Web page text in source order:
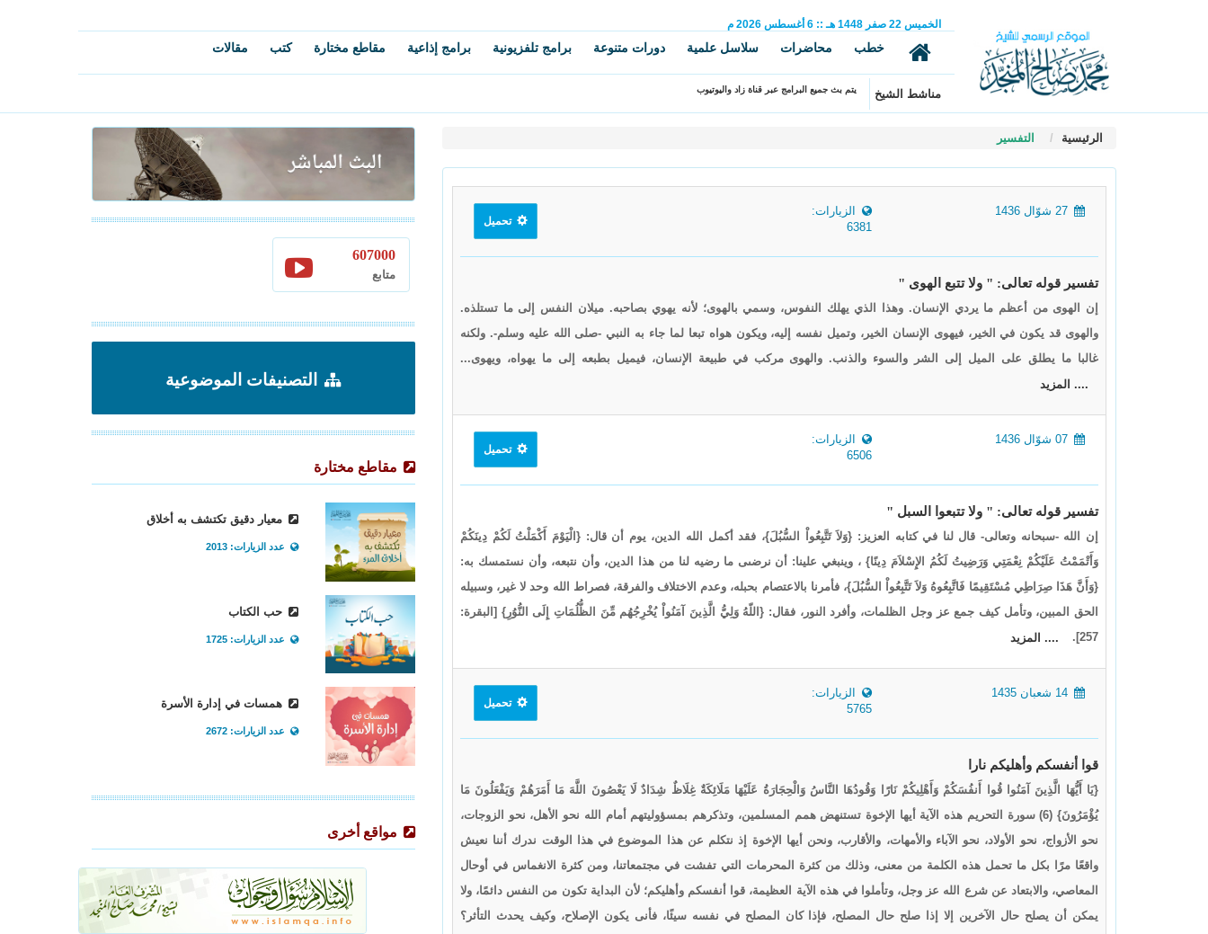
الخميس 22 صفر 1448 هـ ::
6 أغسطس 2026 م
خطب محاضرات سلاسل علمية دورات متنوعة برامج تلفزيونية برامج إذاعية مقاطع مختارة كتب مقالات
مناشط الشيخ يتم بث جميع البرامج عبر قناة زاد واليوتيوب
الرئيسية التفسير
الزيارات:
6381
تحميل
تفسير قوله تعالى: " ولا تتبع الهوى "
إن الهوى من أعظم ما يردي الإنسان. وهذا الذي يهلك النفوس، وسمي بالهوى؛ لأنه يهوي بصاحبه. ميلان النفس إلى ما تستلذه.
والهوى قد يكون في الخير، فيهوى الإنسان الخير، وتميل نفسه إليه، ويكون هواه تبعا لما جاء به النبي -صلى الله عليه وسلم-. ولكنه
غالبا ما يطلق على الميل إلى الشر والسوء والذنب. والهوى مركب في طبيعة الإنسان، فيميل بطبعه إلى ما يهواه، ويهوى...
.... المزيد
الزيارات:
6506
تحميل
تفسير قوله تعالى: " ولا تتبعوا السبل "
إن الله -سبحانه وتعالى- قال لنا في كتابه العزيز: {وَلاَ تَتَّبِعُواْ السُّبُلَ}، فقد أكمل الله الدين، يوم أن قال: {الْيَوْمَ أَكْمَلْتُ لَكُمْ دِينَكُمْ
وَأَتْمَمْتُ عَلَيْكُمْ نِعْمَتِي وَرَضِيتُ لَكُمُ الإِسْلاَمَ دِينًا} ، وينبغي علينا: أن نرضىى ما رضيه لنا من هذا الدين، وأن نتبعه، وأن نستمسك به:
{وَأَنَّ هَذَا صِرَاطِي مُسْتَقِيمًا فَاتَّبِعُوهُ وَلاَ تَتَّبِعُواْ السُّبُلَ}، فأمرنا بالاعتصام بحبله، وعدم الاختلاف والفرقة، فصراط الله وحد لا غير، وسبيله
الحق المبين، وتأمل كيف جمع عز وجل الظلمات، وأفرد النور، فقال: {اللّهُ وَلِيُّ الَّذِينَ آمَنُواْ يُخْرِجُهُم مِّنَ الظُّلُمَاتِ إِلَى النُّوُرِ} [البقرة:
257].
.... المزيد
الزيارات:
5765
تحميل
قوا أنفسكم وأهليكم نارا
{يَا أَيُّهَا الَّذِينَ آمَنُوا قُوا أَنفُسَكُمْ وَأَهْلِيكُمْ نَارًا وَقُودُهَا النَّاسُ وَالْحِجَارَةُ عَلَيْهَا مَلَائِكَةٌ غِلَاظٌ شِدَادٌ لَا يَعْصُونَ اللَّهَ مَا أَمَرَهُمْ وَيَفْعَلُونَ مَا
يُؤْمَرُونَ} (6) سورة التحريم هذه الآية أيها الإخوة تستنهض همم المسلمين، وتذكرهم بمسؤوليتهم أمام الله نحو الأهل، نحو الزوجات،
نحو الأزواج، نحو الأولاد، نحو الآباء والأمهات، والأقارب، ونحن أيها الإخوة إذ نتكلم عن هذا الموضوع في هذا الوقت ندرك أننا نعيش
واقعًا مرًا بكل ما تحمل هذه الكلمة من معنى، وذلك من كثرة المحرمات التي تفشت في مجتمعاتنا، ومن كثرة الانغماس في أوحال
المعاصي، والابتعاد عن شرع الله عز وجل، وتأملوا في هذه الآية العظيمة، قوا أنفسكم وأهليكم؛ لأن البداية تكون من النفس دائمًا، ولا
يمكن أن يصلح حال الآخرين إلا إذا صلح حال المصلح، فإذا كان المصلح في نفسه سيئًا، فأنى يكون الإصلاح، وكيف يحدث التأثر؟
607000
متابع
التصنيفات الموضوعية
مقاطع مختارة
معيار دقيق تكتشف به أخلاق
عدد الزيارات: 2013
حب الكتاب
عدد الزيارات: 1725
همسات في إدارة الأسرة
عدد الزيارات: 2672
مواقع أخرى